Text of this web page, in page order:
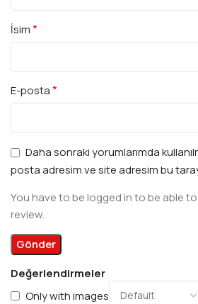
Değerlendirmeler
Only with images
İsim*
E-posta*
Daha sonraki yorumlarımda
posta adresim ve site adresim bu
You have to be logged in to be able
review.